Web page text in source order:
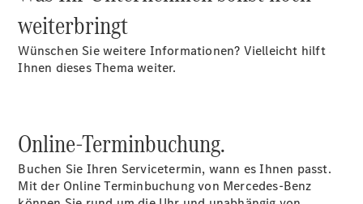
Reifen- und
Komplettradschutz
Service
weiterbringt
Wünschen Sie weitere Informationen? Vielleicht hilft
Ihnen dieses Thema weiter.
Online-Terminbuchung.
Buchen Sie Ihren Servicetermin, wann es Ihnen passt.
Mit der Online Terminbuchung von Mercedes-Benz